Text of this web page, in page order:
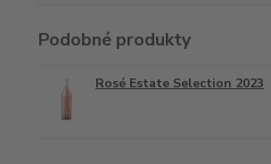
Podobné produkty
Rosé Estate Selection 2023